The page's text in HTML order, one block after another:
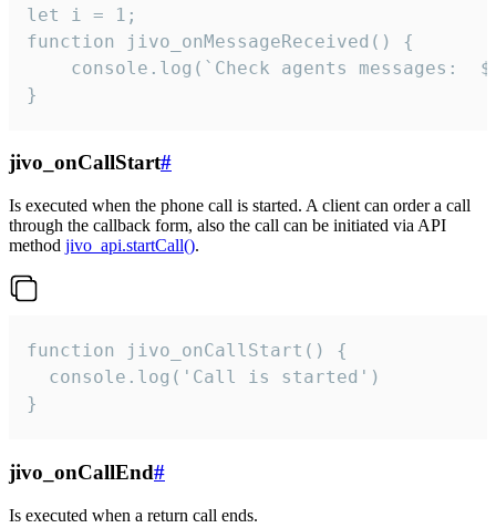
let i = 1;
function jivo_onMessageReceived() {
}
jivo_onCallStart#
Is executed when the phone call is started. A client can order a call
through the callback form, also the call can be initiated via API
method jivo_api.startCall().
function jivo_onCallStart() {
  console.log('Call is started')
}
jivo_onCallEnd#
Is executed when a return call ends.